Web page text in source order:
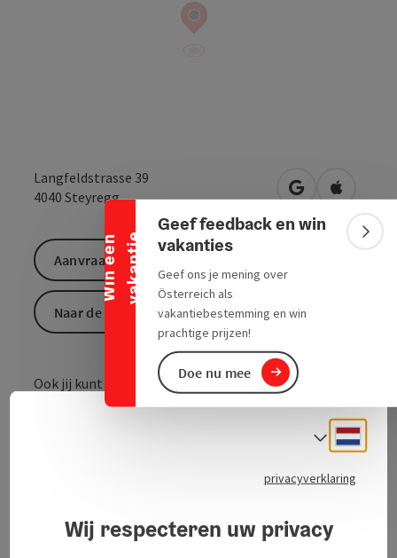
W
i
n
e
e
n
v
a
k
a
n
t
ie
Banner inklappen
Geef feedback en win
vakanties
Geef ons je mening over
Österreich als
vakantiebestemming en win
prachtige prijzen!
Doe nu mee
Langfeldstrasse 39
4040 Steyregg Openen inOpenen
Ook jij kunt hypnose en zelfhypnose leren om je
cliënten of jezelf te helpen. Hypnose helpt bij zaken
als afvallen, stoppen met roken, verminderen van
blokkades en stress, activeren van zelfgenezend
cliënten of jezelf te helpen. Hypnose helpt bij zaken
Aanvraag versturen
Naar de website
privacyverklaring
Wij respecteren uw privacy